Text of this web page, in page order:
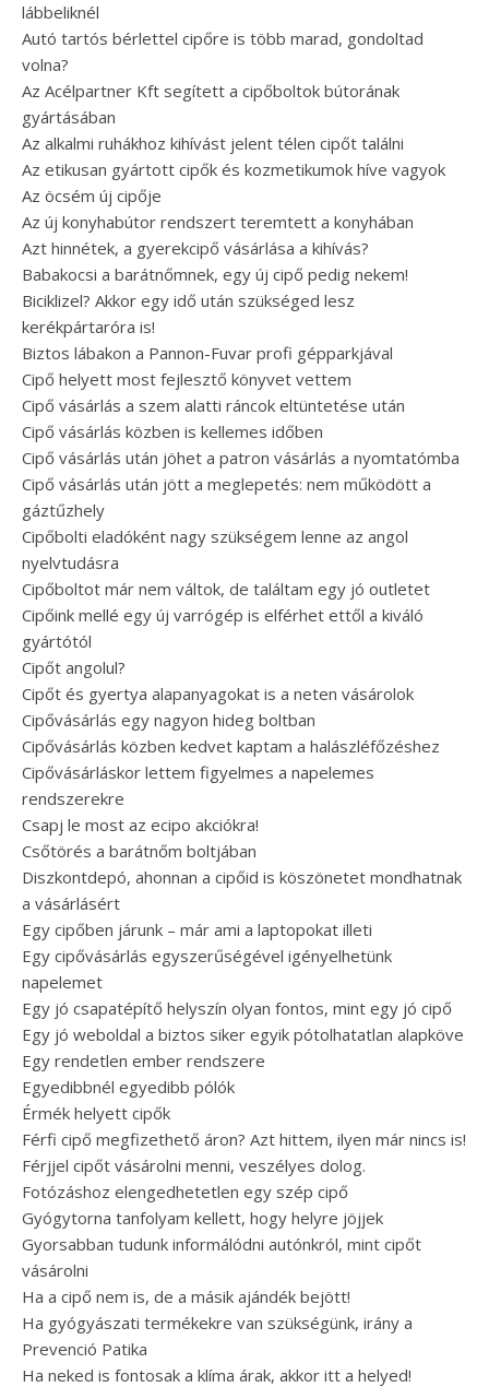
lábbeliknél
Autó tartós bérlettel cipőre is több marad, gondoltad
volna?
Az Acélpartner Kft segített a cipőboltok bútorának
gyártásában
Az alkalmi ruhákhoz kihívást jelent télen cipőt találni
Az etikusan gyártott cipők és kozmetikumok híve vagyok
Az öcsém új cipője
Az új konyhabútor rendszert teremtett a konyhában
Azt hinnétek, a gyerekcipő vásárlása a kihívás?
Babakocsi a barátnőmnek, egy új cipő pedig nekem!
Biciklizel? Akkor egy idő után szükséged lesz
kerékpártaróra is!
Biztos lábakon a Pannon-Fuvar profi gépparkjával
Cipő helyett most fejlesztő könyvet vettem
Cipő vásárlás a szem alatti ráncok eltüntetése után
Cipő vásárlás közben is kellemes időben
Cipő vásárlás után jöhet a patron vásárlás a nyomtatómba
Cipő vásárlás után jött a meglepetés: nem működött a
gáztűzhely
Cipőbolti eladóként nagy szükségem lenne az angol
nyelvtudásra
Cipőboltot már nem váltok, de találtam egy jó outletet
Cipőink mellé egy új varrógép is elférhet ettől a kiváló
gyártótól
Cipőt angolul?
Cipőt és gyertya alapanyagokat is a neten vásárolok
Cipővásárlás egy nagyon hideg boltban
Cipővásárlás közben kedvet kaptam a halászléfőzéshez
Cipővásárláskor lettem figyelmes a napelemes
rendszerekre
Csapj le most az ecipo akciókra!
Csőtörés a barátnőm boltjában
Diszkontdepó, ahonnan a cipőid is köszönetet mondhatnak
a vásárlásért
Egy cipőben járunk – már ami a laptopokat illeti
Egy cipővásárlás egyszerűségével igényelhetünk
napelemet
Egy jó csapatépítő helyszín olyan fontos, mint egy jó cipő
Egy jó weboldal a biztos siker egyik pótolhatatlan alapköve
Egy rendetlen ember rendszere
Egyedibbnél egyedibb pólók
Érmék helyett cipők
Férfi cipő megfizethető áron? Azt hittem, ilyen már nincs is!
Férjjel cipőt vásárolni menni, veszélyes dolog.
Fotózáshoz elengedhetetlen egy szép cipő
Gyógytorna tanfolyam kellett, hogy helyre jöjjek
Gyorsabban tudunk informálódni autónkról, mint cipőt
vásárolni
Ha a cipő nem is, de a másik ajándék bejött!
Ha gyógyászati termékekre van szükségünk, irány a
Prevenció Patika
Ha neked is fontosak a klíma árak, akkor itt a helyed!